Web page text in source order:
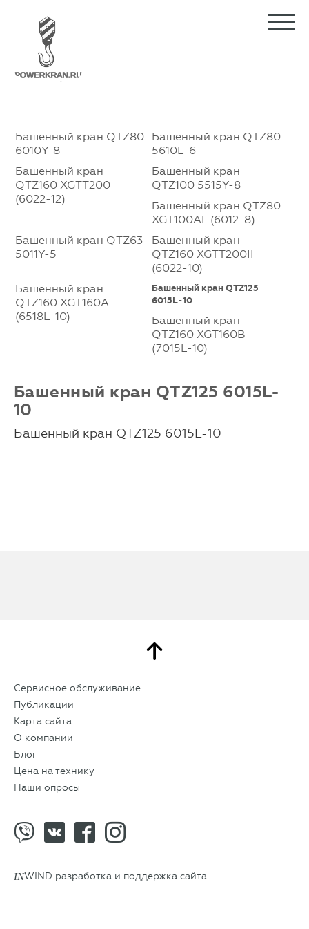
Башенный кран QTZ80
6010Y-8
Башенный кран QTZ80
5610L-6
Башенный кран
QTZ160 XGTT200
(6022-12)
Башенный кран
QTZ100 5515Y-8
Башенный кран QTZ80
XGT100AL (6012-8)
Башенный кран QTZ63
5011Y-5
Башенный кран
QTZ160 XGTT200II
(6022-10)
Башенный кран
QTZ160 XGT160A
(6518L-10)
Башенный кран QTZ125
6015L-10
Башенный кран
QTZ160 XGT160B
(7015L-10)
Башенный кран QTZ125 6015L-
10
Башенный кран QTZ125 6015L-10
Сервисное обслуживание
Публикации
Карта сайта
О компании
Блог
Цена на технику
Наши опросы
INWIND разработка и поддержка сайта